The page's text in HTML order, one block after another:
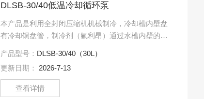
DLSB-30/40低温冷却循环泵
本产品是利用全封闭压缩机机械制冷，冷却槽内壁盘
有冷却铜盘管，制冷剂（氟利昂）通过水槽内壁的盘
泵、外接循环管路.....
产品型号： DLSB-30/40（30L）
更新日期：
2026-7-13
查看详情